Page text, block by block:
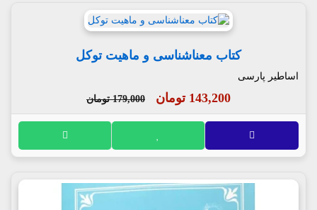
کتاب معناشناسی و ماهیت توکل
اساطیر پارسی
143,200 تومان 179,000 تومان